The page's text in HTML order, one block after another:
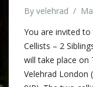
By velehrad /
You are invited to
Cellists – 2
will take place on
Velehrad London